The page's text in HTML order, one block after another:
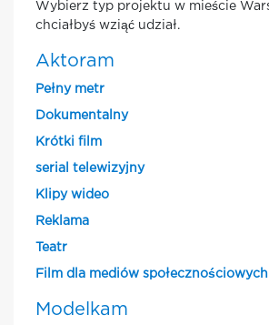
Wybierz typ projektu w mieście
chciałbyś wziąć udział.
Aktoram
Pełny metr
Dokumentalny
Krótki film
serial telewizyjny
Klipy wideo
Reklama
Teatr
Film dla mediów
Modelkam